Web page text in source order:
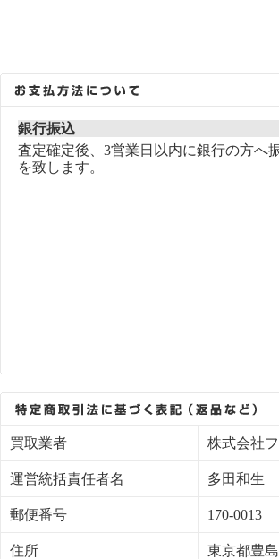
銀行振込
査定確定後、3営業日以内に銀行の方へ
を致します。
買取業者 株式会社
運営統括責任者名 多田和生
郵便番号 170-0013
住所 東京都豊